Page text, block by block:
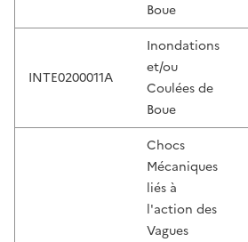
Boue
INTE0200011A
Inondations
et/ou
Coulées de
Boue
Chocs
Mécaniques
liés à
l'action des
Vagues